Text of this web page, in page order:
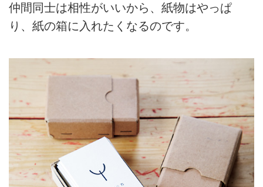
仲間同士は相性がいいから、紙物はやっぱ
り、紙の箱に入れたくなるのです。